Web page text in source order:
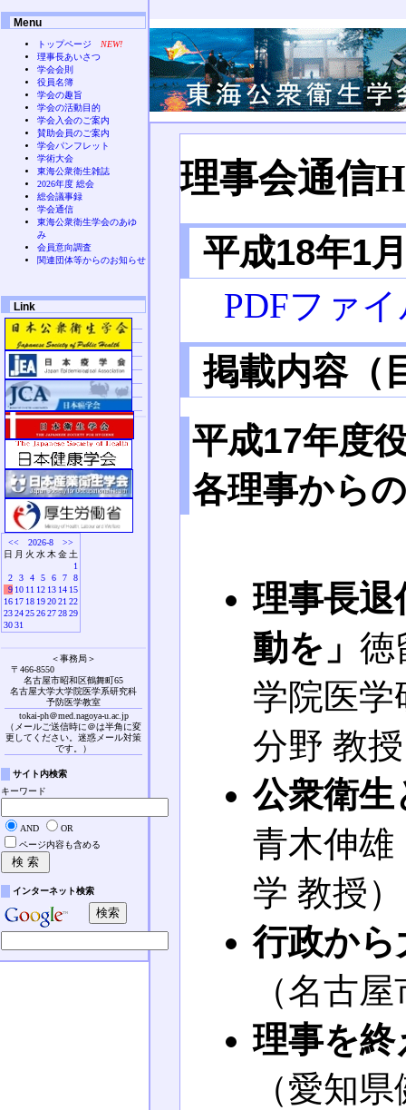
理事会通信
平成18年1
PDFファ
掲載内容（
平成17年度
各理事から
理事長退
動を」 徳
学院医学
分野 教
公衆衛
青木伸雄
学 教授）
行政か
（名古
理事を
（愛知
Menu
トップページ
NEW!
理事長あいさつ
学会会則
役員名簿
学会の趣旨
学会の活動目的
学会入会のご案内
賛助会員のご案内
学会パンフレット
学術大会
東海公衆衛生雑誌
2026年度 総会
総会議事録
学会通信
東海公衆衛生学会のあゆ
み
会員意向調査
関連団体等からのお知らせ
Link
<< 2026-8
>>
日 月 火 水 木 金 土
1
2
3 4 5 6 7
8
9 10 11 12 13 14 15
16 17 18 19 20 21 22
23 24 25 26 27 28 29
30 31
＜事務局＞
〒466-8550
名古屋市昭和区鶴舞町65
名古屋大学大学院医学系研究科
予防医学教室
tokai-ph＠med.nagoya-u.ac.jp
（メールご送信時に＠は半角に変
更してください。迷惑メール対策
です。）
サイト内検索
キーワード
AND
OR
ページ内容も含める
インターネット検索